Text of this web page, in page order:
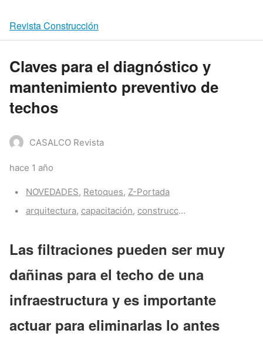
Revista Construcción
Claves para el diagnóstico y
mantenimiento preventivo de
techos
CASALCO Revista
hace 1 año
Categories:
NOVEDADES, Retoques, Z-Portada
Tags:
arquitectura, capacitación, construcción
Las filtraciones pueden ser muy
dañinas para el techo de una
infraestructura y es importante
actuar para eliminarlas lo antes